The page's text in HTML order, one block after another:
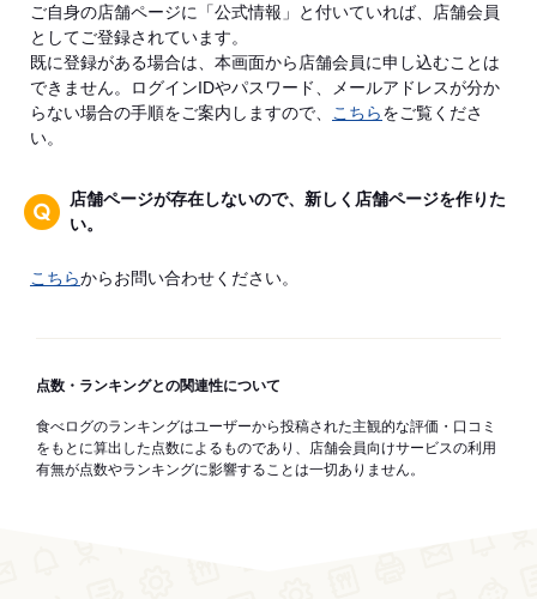
ご自身の店舗ページに「公式情報」と付いていれば、店舗会員
としてご登録されています。
既に登録がある場合は、本画面から店舗会員に申し込むことは
できません。ログインIDやパスワード、メールアドレスが分か
らない場合の手順をご案内しますので、
こちらをご覧くださ
い。
店舗ページが存在しないので、新しく店舗ページを作りた
い。
こちらからお問い合わせください。
点数・ランキングとの関連性について
食べログのランキングはユーザーから投稿された主観的な評価・口コミ
をもとに算出した点数によるものであり、店舗会員向けサービスの利用
有無が点数やランキングに影響することは一切ありません。